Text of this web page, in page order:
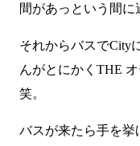
間があっという間に
それからバスでCity
んがとにかくTHE
笑。
バスが来たら手を挙